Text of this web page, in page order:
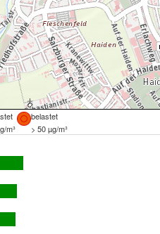
belastet
m³ > 50 µg/m³